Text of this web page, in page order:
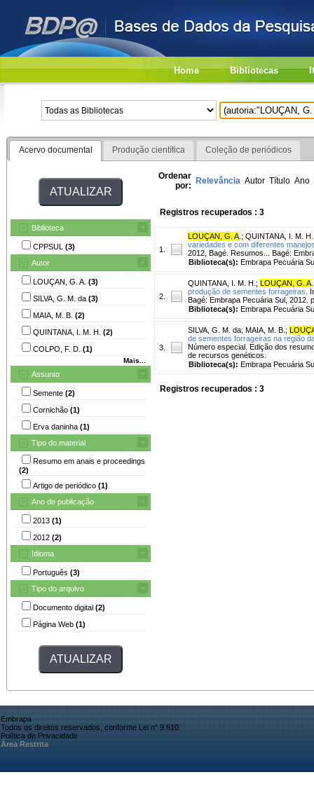
Home Bibliotecas
Acervo documental Produção científica Coleção de periódicos
Biblioteca
CPPSUL (3)
Autor
LOUÇAN, G. A. (3)
SILVA, G. M. da (3)
MAIA, M. B. (2)
QUINTANA, I. M. H. (2)
COLPO, F. D. (1)
Mais...
Assunto
Semente (2)
Cornichão (1)
Erva daninha (1)
Tipo do material
Resumo em anais e proceedings
(2)
Artigo de periódico (1)
Ano de publicação
2013 (1)
2012 (2)
Idioma
Português (3)
Tipo do arquivo
Documento digital (2)
Página Web (1)
Ordenar
por: Relevância Autor Título Ano
Registros recuperados : 3
1.
LOUÇAN, G. A ; QUINTANA, I. M. H.
variedades e com diferentes
2012, Bagé. Resumos... Bagé:
Biblioteca(s): Embrapa Pecuária
2.
QUINTANA, I. M. H. ; LOUÇAN, G. A
produção de sementes forrageiras.
Bagé: Embrapa Pecuária Sul, 2012.
Biblioteca(s): Embrapa Pecuária
3.
SILVA, G. M. da; MAIA, M. B. ;
de sementes forrageiras na região
Número especial. Edição dos
de recursos genéticos.
Biblioteca(s): Embrapa Pecuária
Registros recuperados : 3
Embrapa
Todos os direitos reservados, conforme Lei n° 9.610
Política de Privacidade
Área Restrita